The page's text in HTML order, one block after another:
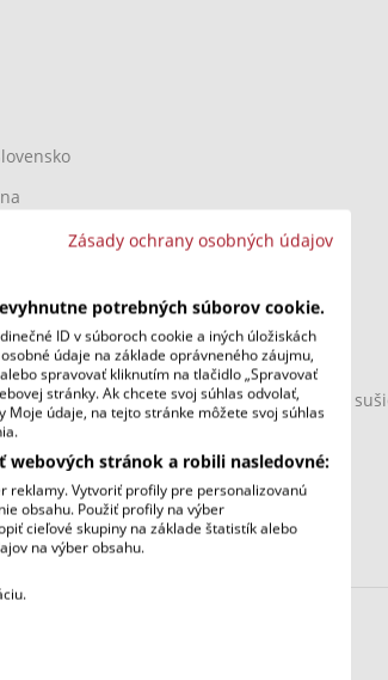
Zásady ochrany osobných údajov
potrebných súborov cookie.
ID v súboroch cookie a iných úložiskách
údaje na základe oprávneného záujmu,
spravovať kliknutím na tlačidlo „Spravovať
stránky. Ak chcete svoj súhlas odvolať,
Moje údaje, na tejto stránke môžete svoj súhlas
webových stránok a robili nasledovné:
reklamy. Vytvoriť profily pre personalizovanú
obsahu. Použiť profily na výber
cieľové skupiny na základe štatistík alebo
na výber obsahu.
umývanie | neprať v práčke | nesušiť v
dlhé)
PÁČILO…